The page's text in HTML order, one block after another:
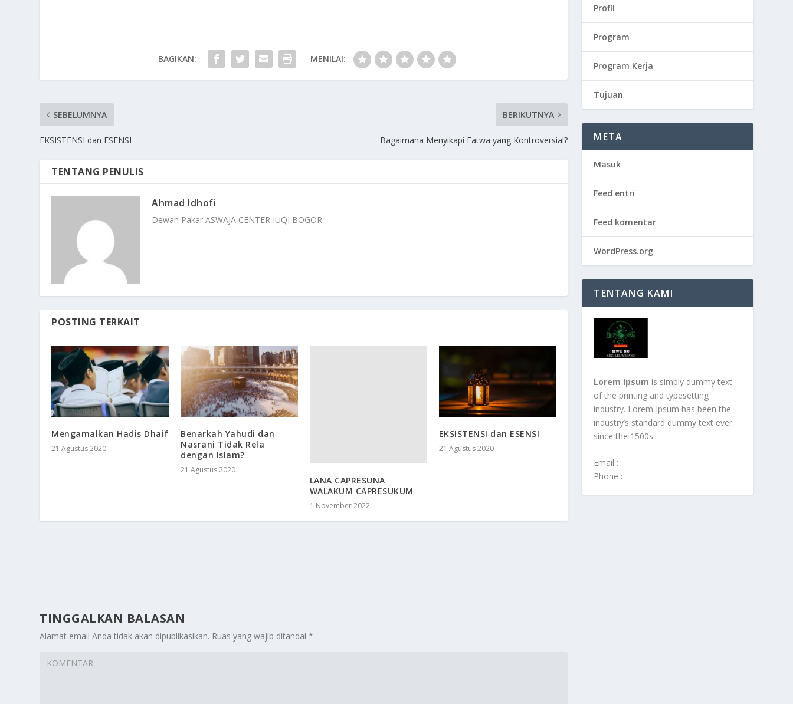
BAGIKAN: MENILAI:
SEBELUMNYA
EKSISTENSI dan ESENSI
BERIKUTNYA
Bagaimana Menyikapi Fatwa yang Kontroversial?
TENTANG PENULIS
Ahmad Idhofi
Dewan Pakar ASWAJA CENTER IUQI BOGOR
POSTING TERKAIT
Mengamalkan Hadis Dhaif
21 Agustus 2020
Benarkah Yahudi dan
Nasrani Tidak Rela
dengan Islam?
21 Agustus 2020
LANA CAPRESUNA
WALAKUM CAPRESUKUM
1 November 2022
EKSISTENSI dan ESENSI
21 Agustus 2020
TINGGALKAN BALASAN
Alamat email Anda tidak akan dipublikasikan. Ruas yang wajib ditandai*
Profil
Program
Program Kerja
Tujuan
META
Masuk
Feed entri
Feed komentar
WordPress.org
TENTANG KAMI
Lorem Ipsum is simply dummy text
of the printing and typesetting
industry. Lorem Ipsum has been the
industry’s standard dummy text ever
since the 1500s
Email :
Phone :